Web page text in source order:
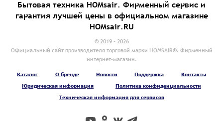
Бытовая техника HOMsair. Фирменный сервис и
гарантия лучшей цены в официальном магазине
HOMsair.RU
© 2019 - 2026
Официальный сайт производителя торговой марки HOMSAIR®. Фирменный
интернет-магазин.
Каталог О бренде Новости Поддержка
Контакты
Юридическая информация
Политика конфиденциальности
Техническая информация для сервисов